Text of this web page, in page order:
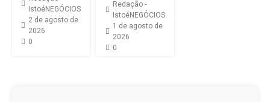
IstoéNEGÓCIOS
2 de agosto de
2026
0
Redação -
IstoéNEGÓCIOS
1 de agosto de
2026
0